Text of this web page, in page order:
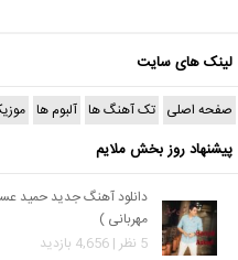
لینک های سایت
صفحه اصلی تک آهنگ ها آلبوم ها
پیشنهاد روز بخش ملایم
دانلود آهنگ جدید حمید
مهربانی )
5 نظر | 4,656 بازدید